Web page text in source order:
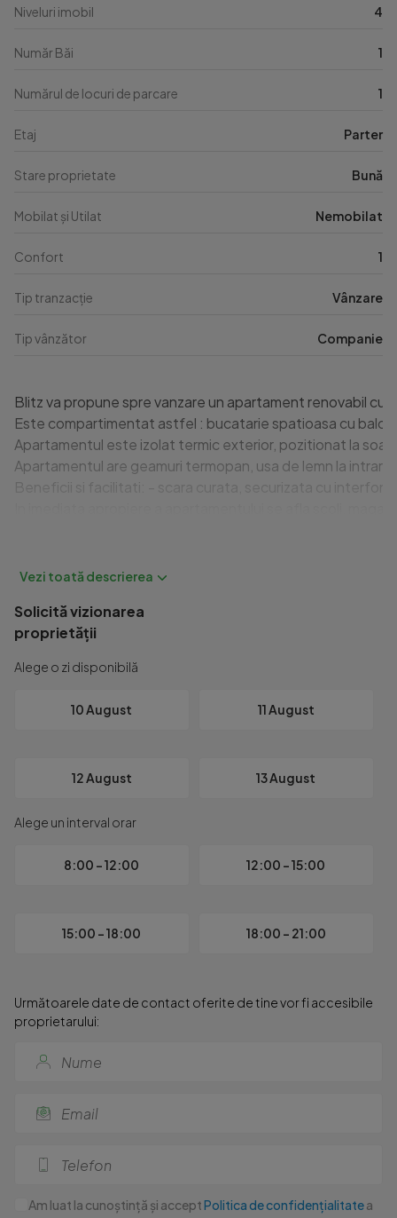
Niveluri imobil 4
Număr Băi 1
Numărul de locuri de parcare 1
Etaj Parter
Stare proprietate Bună
Mobilat și Utilat Nemobilat
Confort 1
Tip tranzacție Vânzare
Tip vânzător Companie
Blitz va propune spre vanzare un apartament renovabil
Este compartimentat astfel : bucatarie spatioasa cu
Apartamentul este izolat termic exterior, pozitionat la
Apartamentul are geamuri termopan, usa de lemn la
Beneficii si facilitati: - scara curata, securizata cu
Id intern: P143577
Solicită vizionarea
proprietății
Alege o zi disponibilă
10 August 11 August
12 August 13 August
Alege un interval orar
8:00 - 12:00 12:00 - 15:00
15:00 - 18:00 18:00 - 21:00
Următoarele date de contact oferite de tine vor fi accesibile
proprietarului:
Am luat la cunoștință și acceptPolitica de confidențialitatea